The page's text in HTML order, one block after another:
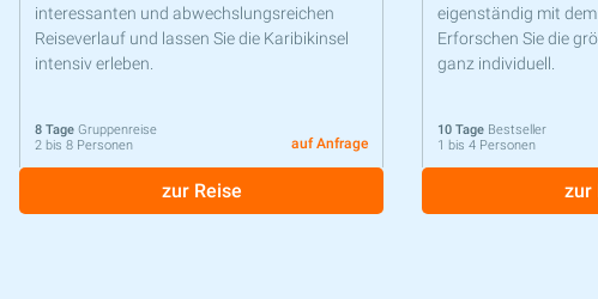
interessanten und abwechslungsreichen
Reiseverlauf und lassen Sie die Karibikinsel
intensiv erleben.
8 Tage Gruppenreise
2 bis 8 Personen
auf Anfrage
zur Reise
eigenständig mit
Erforschen Sie die
ganz individuell.
10 Tage Bestseller
1 bis 4 Personen
zur